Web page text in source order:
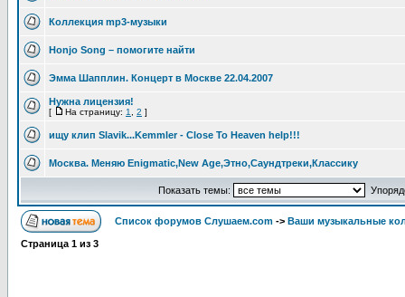
Коллекция mp3-музыки
Honjo Song – помогите найти
Эмма Шапплин. Концерт в Москве 22.04.2007
Нужна лицензия!
[ На страницу: 1 2 ]
ищу клип Slavik...Kemmler - Close To Heaven help!!!
Москва. Меняю Enigmatic,New Age,Этно,Саундтреки,Классику
Показать темы:
Список форумов Слушаем.com -> Ваши музыкальные
Страница 1 из 3